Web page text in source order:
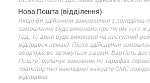
Нова Пошта (відділення)
Якщо Ви здійснили замовлення з понеділка
замовлення буде виконано протягом того ж
год., то воно буде виконано на наступний
відправок немає). Після здійснення
обов'язково зв'яжуться з вами. Вартість
Пошта" оплачує замовник по тарифах
транспортної накладної очікуйте СМС-
відправки.